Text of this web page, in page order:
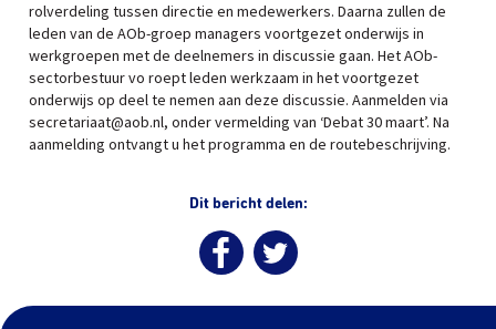
rolverdeling tussen directie en medewerkers. Daarna zullen de
leden van de AOb-groep managers voortgezet onderwijs in
werkgroepen met de deelnemers in discussie gaan. Het AOb-
sectorbestuur vo roept leden werkzaam in het voortgezet
onderwijs op deel te nemen aan deze discussie. Aanmelden via
secretariaat@aob.nl, onder vermelding van ‘Debat 30 maart’. Na
aanmelding ontvangt u het programma en de routebeschrijving.
Dit bericht delen: